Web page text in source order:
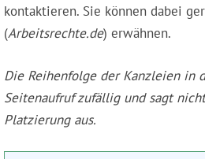
kontaktieren. Sie können dabei
(Arbeitsrechte.de) erwähnen.
Die Reihenfolge der Kanzleien in
Seitenaufruf zufällig und sagt
Platzierung aus.